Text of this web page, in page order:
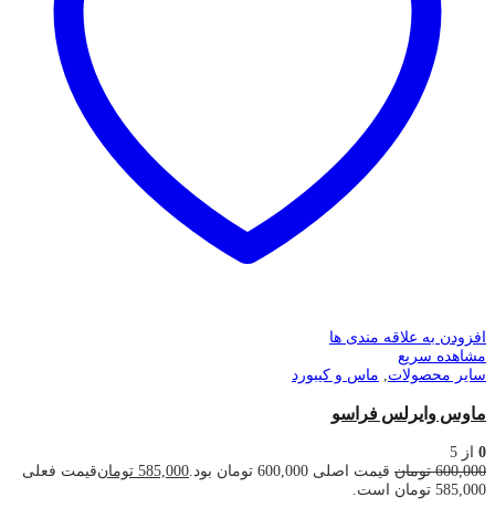
افزودن به علاقه مندی ها
مشاهده سریع
سایر محصولات
ماس و کیبورد
ماوس وایرلس فراسو
0 از 5
600,000 تومان قیمت اصلی 600,000 تومان بود. 585,000 تومانقیمت فعلی
585,000 تومان است.